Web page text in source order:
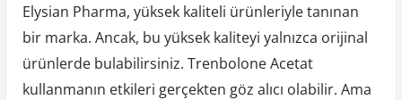
Elysian Pharma, yüksek kaliteli ürünleriyle tanınan
bir marka. Ancak, bu yüksek kaliteyi yalnızca orijinal
ürünlerde bulabilirsiniz. Trenbolone Acetat
kullanmanın etkileri gerçekten göz alıcı olabilir. Ama